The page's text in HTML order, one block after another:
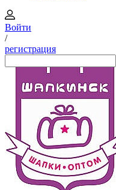
Войти
/
регистрация